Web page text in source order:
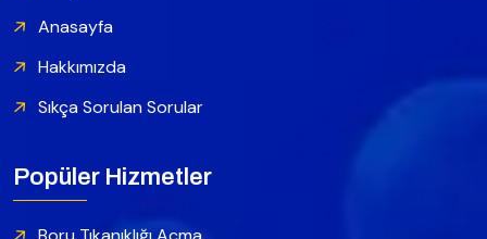
Anasayfa
Hakkımızda
Sıkça Sorulan Sorular
Popüler Hizmetler